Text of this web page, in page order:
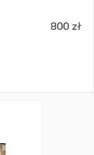
800 zł